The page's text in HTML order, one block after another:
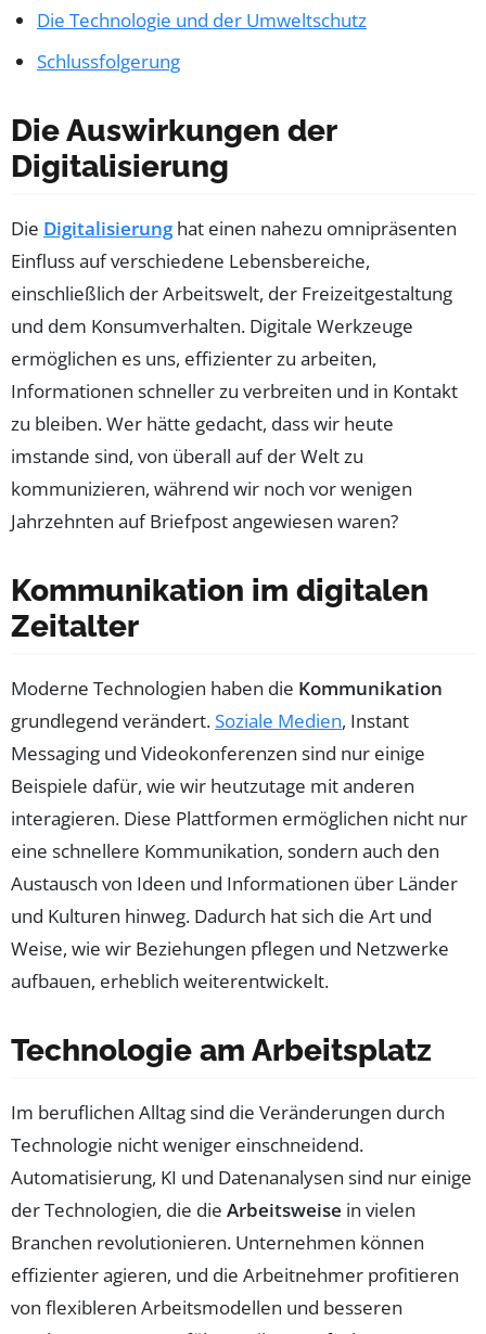
Die Technologie und der Umweltschutz
Schlussfolgerung
Die Auswirkungen der
Digitalisierung
Die Digitalisierunghat einen nahezu omnipräsenten
Einfluss auf verschiedene Lebensbereiche,
einschließlich der Arbeitswelt, der Freizeitgestaltung
und dem Konsumverhalten. Digitale Werkzeuge
ermöglichen es uns, effizienter zu arbeiten,
Informationen schneller zu verbreiten und in Kontakt
zu bleiben. Wer hätte gedacht, dass wir heute
imstande sind, von überall auf der Welt zu
kommunizieren, während wir noch vor wenigen
Jahrzehnten auf Briefpost angewiesen waren?
Kommunikation im digitalen
Zeitalter
Moderne Technologien haben die Kommunikation
grundlegend verändert.Soziale Medien, Instant
Messaging und Videokonferenzen sind nur einige
Beispiele dafür, wie wir heutzutage mit anderen
interagieren. Diese Plattformen ermöglichen nicht nur
eine schnellere Kommunikation, sondern auch den
Austausch von Ideen und Informationen über Länder
und Kulturen hinweg. Dadurch hat sich die Art und
Weise, wie wir Beziehungen pflegen und Netzwerke
aufbauen, erheblich weiterentwickelt.
Technologie am Arbeitsplatz
Im beruflichen Alltag sind die Veränderungen durch
Technologie nicht weniger einschneidend.
Automatisierung, KI und Datenanalysen sind nur einige
der Technologien, die die Arbeitsweise in vielen
Branchen revolutionieren. Unternehmen können
effizienter agieren, und die Arbeitnehmer profitieren
von flexibleren Arbeitsmodellen und besseren